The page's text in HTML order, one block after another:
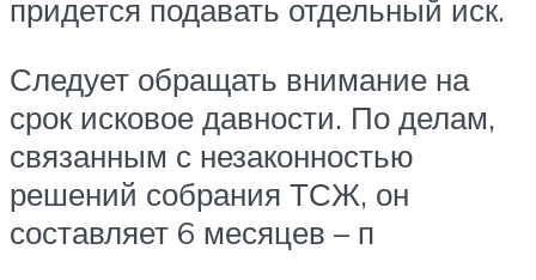
придется подавать отдельный иск.
Следует обращать внимание на
срок исковое давности. По делам,
связанным с незаконностью
решений собрания ТСЖ, он
составляет 6 месяцев – п